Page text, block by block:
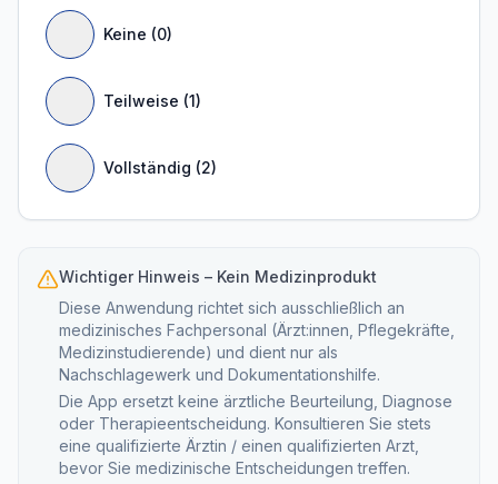
Keine (0)
Teilweise (1)
Vollständig (2)
Wichtiger Hinweis – Kein Medizinprodukt
Diese Anwendung richtet sich ausschließlich an
medizinisches Fachpersonal (Ärzt:innen, Pflegekräfte,
Medizinstudierende) und dient nur als
Nachschlagewerk und Dokumentationshilfe.
Die App ersetzt keine ärztliche Beurteilung, Diagnose
oder Therapieentscheidung. Konsultieren Sie stets
eine qualifizierte Ärztin / einen qualifizierten Arzt,
bevor Sie medizinische Entscheidungen treffen.